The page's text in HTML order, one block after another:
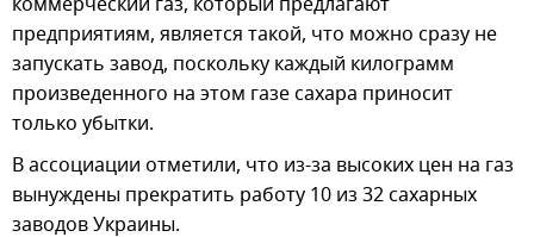
предприятиям, является такой, что можно сразу не
запускать завод, поскольку каждый килограмм
произведенного на этом газе сахара приносит
только убытки.
В ассоциации отметили, что из-за высоких цен на газ
вынуждены прекратить работу 10 из 32 сахарных
заводов Украины.